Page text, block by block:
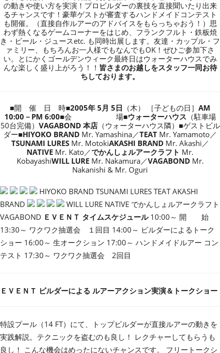
の動きや使い方を実演！プロビルダーの裏技を直接聞いたり出来
るチャンスです！豪華ゲストが審査するハンドメイドコンテスト
も開催。（直接自作ルアーのアドバイスをもらっちゃおう！）思
わず熱くなるゲームコーナーをはじめ、フランクフルト・鉄板焼
き・ビール・ジュースetc. も同時出展します。友達・カップル・フ
ァミリー、もちろんお一人様でもなんでもOK！ぜひご参加下さ
い。とにかくゴールデンウィーク最終日はウォーターハウスでみ
んな楽しく盛り上がろう！！ 皆さまのお越しをスタッフ一同お待
ちしております。
■開 催 日 時■2005年 5月 5日 （木） ［子どもの日］ AM
10:00－PM 6:00■会 場■ウォーターハウス （駐車場
50台完備） VAGABOND 本店（ウォーターハウス隣）■ゲストビル
ダー■HIYOKO BRANDMr. Yamashina／TEATMr. Yamamoto／
TSUNAMI LURESMr. MotokiAKASHI BRANDMr. Akashi／
NATIVE Mr. Kato／でかんしょルアークラフト Mr.
KobayashiWILL LUREMr. Nakamura／VAGABONDMr.
Nakanishi & Mr. Oguri
HIYOKO BRAND TSUNAMI LURES TEAT AKASHI
BRAND
WILL LURE NATIVE でかんしょルアークラフト
VAGABOND ＥＶＥＮＴ タイムスケジュール10:00～ 開 始
13:30～ ワクワク抽選会 １回目 14:00～ ビルダーによるトーク
ショー 16:00～ 生オークション 17:00～ ハンドメイドルアー コン
テスト 17:30～ ワクワク抽選会 2回目
ＥＶＥＮＴ ビルダーによる ルアーアクション実演＆トークショー
特設プール（14 FT）にて、トップビルダーが直接ルアーの動きを
実践解説。テクニックを盗むのも良し！ レクチャーしてもらうも
良し！ こんな機会はめったにないチャンスです。 フリートークシ